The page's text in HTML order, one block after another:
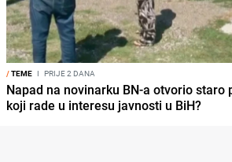
/TEME I PRIJE 2 DANA
Napad na novinarku BN-a otvorio staro
koji rade u interesu javnosti u BiH?